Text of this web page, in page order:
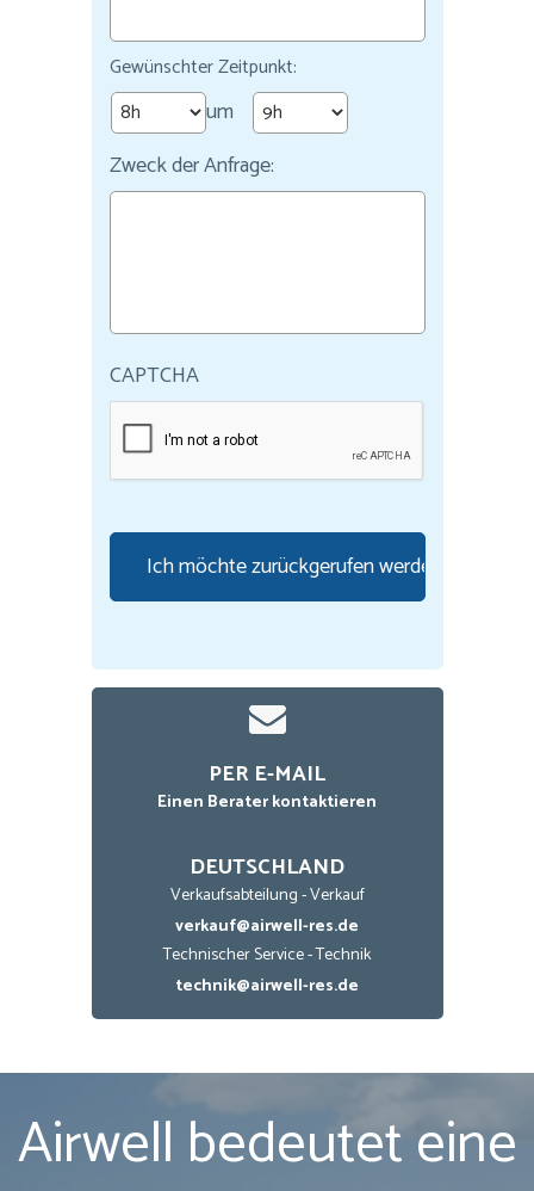
Gewünschter Zeitpunkt:
um
Zweck der Anfrage:
CAPTCHA
PER E-MAIL
Einen Berater kontaktieren
DEUTSCHLAND
Verkaufsabteilung - Verkauf
verkauf@airwell-res.de
Technischer Service - Technik
technik@airwell-res.de
Airwell bedeutet eine